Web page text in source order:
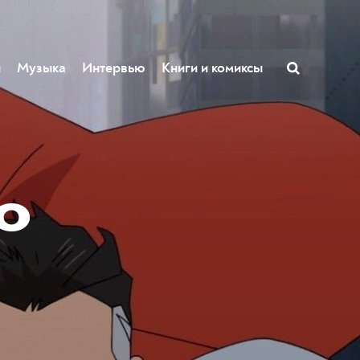
Музыка Интервью Книги и комиксы